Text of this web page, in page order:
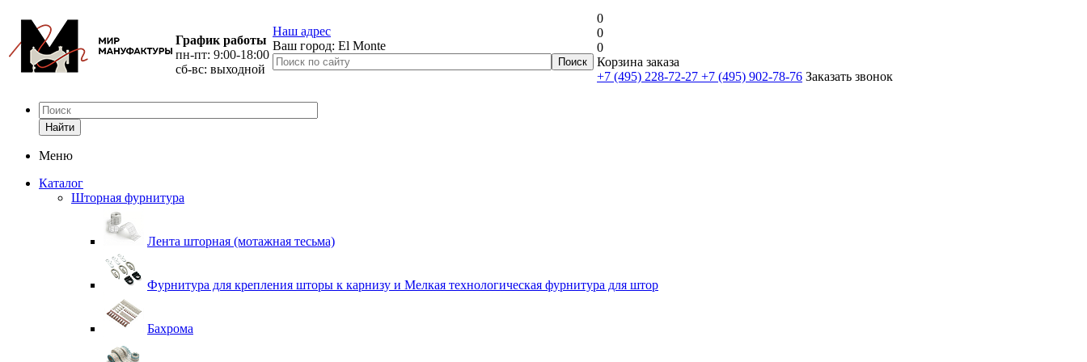
График работы
пн-пт: 9:00-18:00
сб-вс: выходной
Наш адрес
Ваш город: El Monte
0
0
0
Корзина заказа
+7 (495) 228-72-27 +7 (495) 902-78-76 Заказать звонок
Найти
Меню
Каталог
Шторная фурнитура
Лента шторная (мотажная тесьма)
Фурнитура для крепления шторы к карнизу и Мелкая технологическая фурнитура для штор
Бахрома